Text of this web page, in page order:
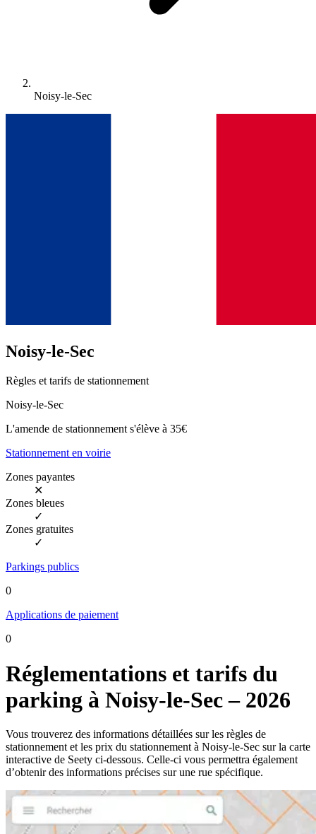
Noisy-le-Sec
Noisy-le-Sec
Règles et tarifs de stationnement
Noisy-le-Sec
L'amende de stationnement s'élève à 35€
Stationnement en voirie
Zones payantes
✕
Zones bleues
✓
Zones gratuites
✓
Parkings publics
0
Applications de paiement
0
Réglementations et tarifs du
parking à Noisy-le-Sec – 2026
Vous trouverez des informations détaillées sur les règles de
stationnement et les prix du stationnement à Noisy-le-Sec sur la carte
interactive de Seety ci-dessous. Celle-ci vous permettra également
d’obtenir des informations précises sur une rue spécifique.